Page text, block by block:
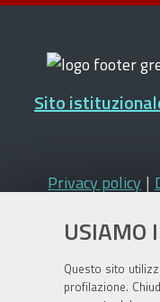
USIAMO
Questo sito
profilazione.
Sito
Privacy policy |